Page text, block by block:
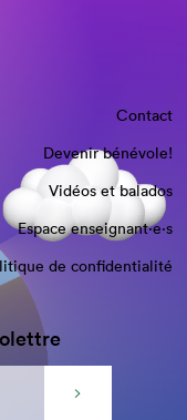
Contact
Devenir bénévole!
Vidéos et balados
Espace enseignant·e⋅s
de confidentialité